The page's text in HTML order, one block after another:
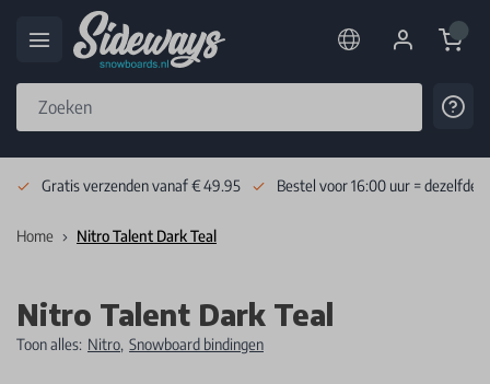
Cart
Gratis verzenden vanaf € 49.95 Bestel voor 16:00 uur = dezelfde
Home Nitro Talent Dark Teal
Nitro Talent Dark Teal
Toon alles: Nitro, Snowboard bindingen